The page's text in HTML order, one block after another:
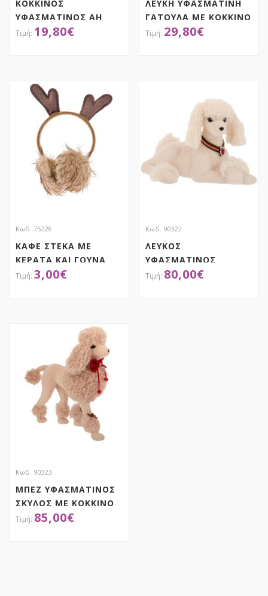
ΚΟΚΚΙΝΟΣ
ΥΦΑΣΜΑΤΙΝΟΣ ΑΗ
ΒΑΣΙΛΗΣ 30Χ60ΕΚ
19,80€
ΛΕΥΚΗ ΥΦΑΣΜΑΤΙΝΗ
ΓΑΤΟΥΛΑ ΜΕ ΚΟΚΚΙΝΟ
ΠΕΡΙΛΑΙΜΙΟ ΚΑΙ
29,80€
Κωδ. 75226
ΚΑΦΕ ΣΤΕΚΑ ΜΕ
ΚΕΡΑΤΑ ΚΑΙ ΓΟΥΝΑ
ΓΙΑ ΤΑ ΑΥΤΙΑ 23ΕΚ
3,00€
Κωδ. 90322
ΛΕΥΚΟΣ
ΥΦΑΣΜΑΤΙΝΟΣ
ΞΑΠΛΩΤΟΣ ΣΚΥΛΟΣ
80,00€
Κωδ. 90323
ΜΠΕΖ ΥΦΑΣΜΑΤΙΝΟΣ
ΣΚΥΛΟΣ ΜΕ ΚΟΚΚΙΝΟ
ΦΙΟΓΚΟ ΣΤΟΝ ΛΑΙΜΟ
85,00€